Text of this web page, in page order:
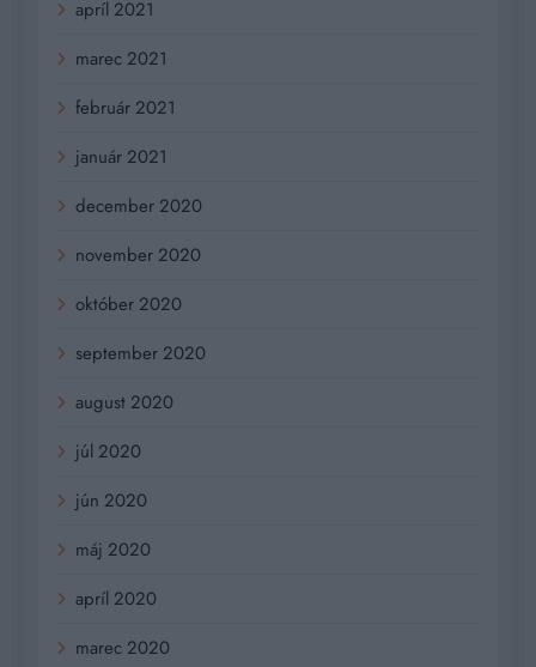
apríl 2021
marec 2021
február 2021
január 2021
december 2020
november 2020
október 2020
september 2020
august 2020
júl 2020
jún 2020
máj 2020
apríl 2020
marec 2020